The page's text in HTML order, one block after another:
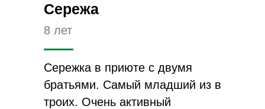
Сережа
8 лет
Сережка в приюте с двумя
братьями. Самый младший из в
троих. Очень активный